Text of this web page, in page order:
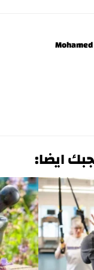
ايضا: